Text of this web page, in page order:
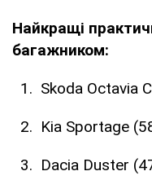
Найкращі
багажником:
Skoda Octavia
Kia Sportage
Dacia Duster